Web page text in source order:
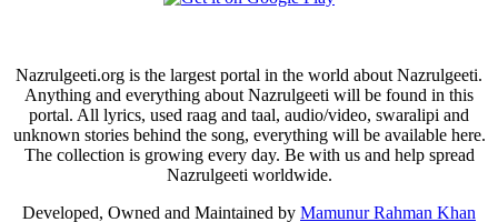
Nazrulgeeti.org is the largest portal in the world about Nazrulgeeti.
Anything and everything about Nazrulgeeti will be found in this
portal. All lyrics, used raag and taal, audio/video, swaralipi and
unknown stories behind the song, everything will be available here.
The collection is growing every day. Be with us and help spread
Nazrulgeeti worldwide.
Developed, Owned and Maintained by Mamunur Rahman Khan